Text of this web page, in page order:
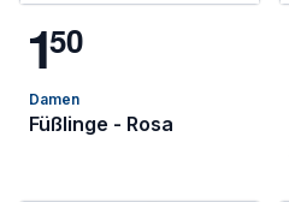
150
Damen
Füßlinge - Rosa